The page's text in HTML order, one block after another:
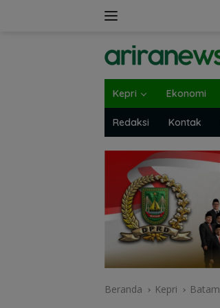
Kepri Ekonomi
Redaksi Kontak
Beranda Kepri Batam